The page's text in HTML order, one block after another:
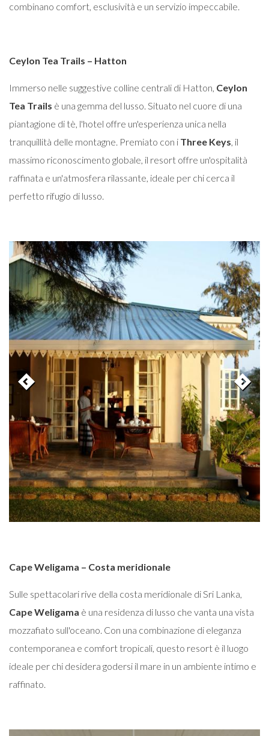
combinano comfort, esclusività e un servizio impeccabile.
Ceylon Tea Trails – Hatton
Immerso nelle suggestive colline centrali di Hatton, Ceylon
Tea Trails è una gemma del lusso. Situato nel cuore di una
piantagione di tè, l'hotel offre un'esperienza unica nella
tranquillità delle montagne. Premiato con i Three Keys, il
massimo riconoscimento globale, il resort offre un'ospitalità
raffinata e un'atmosfera rilassante, ideale per chi cerca il
perfetto rifugio di lusso.
Cape Weligama – Costa meridionale
Sulle spettacolari rive della costa meridionale di Sri Lanka,
Cape Weligama è una residenza di lusso che vanta una vista
mozzafiato sull'oceano. Con una combinazione di eleganza
contemporanea e comfort tropicali, questo resort è il luogo
ideale per chi desidera godersi il mare in un ambiente intimo e
raffinato.